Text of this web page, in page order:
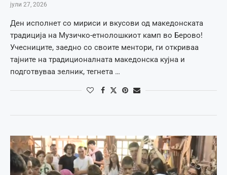
јули 27, 2026
Ден исполнет со мириси и вкусови од македонската
традиција на Музичко-етнолошкиот камп во Берово!
Учесниците, заедно со своите ментори, ги откриваа
тајните на традиционалната македонска кујна и
подготвуваа зелник, тегнета …